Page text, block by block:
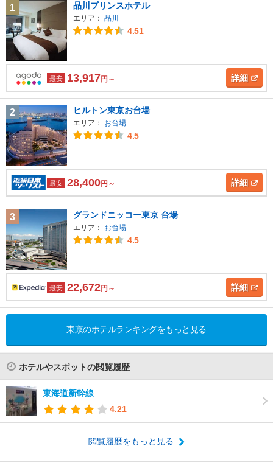
1
品川プリンスホテル
エリア： 品川
4.51
最安 13,917円～ 詳細
2 ヒルトン東京お台場
エリア： お台場
4.5
最安 28,400円～ 詳細
3 グランドニッコー東京 台場
エリア： お台場
4.5
最安 22,672円～ 詳細
東京のホテルランキングをもっと見る
ホテルやスポットの閲覧履歴
東海道新幹線
4.21
閲覧履歴をもっと見る